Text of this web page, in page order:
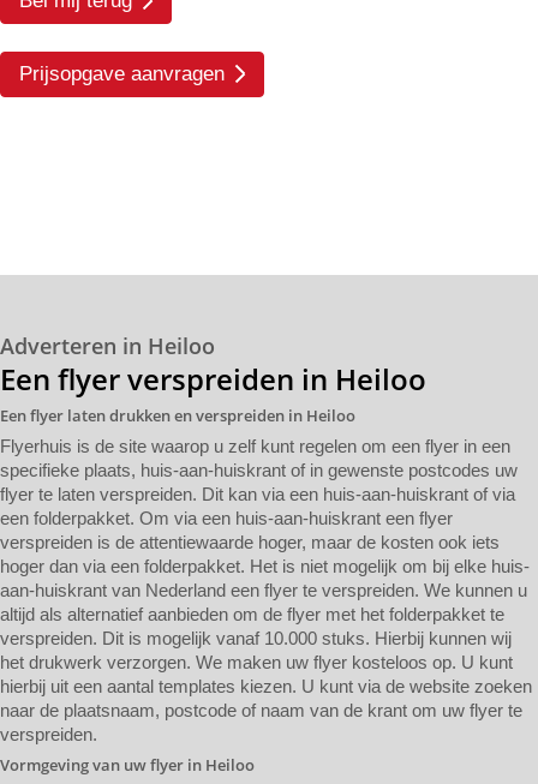
Prijsopgave aanvragen
Adverteren in Heiloo
Een flyer verspreiden in Heiloo
Een flyer laten drukken en verspreiden in Heiloo
Flyerhuis is de site waarop u zelf kunt regelen om een flyer in een
specifieke plaats, huis-aan-huiskrant of in gewenste postcodes uw
flyer te laten verspreiden. Dit kan via een huis-aan-huiskrant of via
een folderpakket. Om via een huis-aan-huiskrant een flyer
verspreiden is de attentiewaarde hoger, maar de kosten ook iets
hoger dan via een folderpakket. Het is niet mogelijk om bij elke huis-
aan-huiskrant van Nederland een flyer te verspreiden. We kunnen u
altijd als alternatief aanbieden om de flyer met het folderpakket te
verspreiden. Dit is mogelijk vanaf 10.000 stuks. Hierbij kunnen wij
het drukwerk verzorgen. We maken uw flyer kosteloos op. U kunt
hierbij uit een aantal templates kiezen. U kunt via de website zoeken
naar de plaatsnaam, postcode of naam van de krant om uw flyer te
verspreiden.
Vormgeving van uw flyer in Heiloo